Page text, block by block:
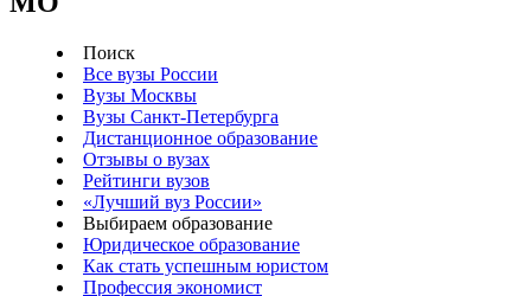
Поиск
Все вузы России
Вузы Москвы
Вузы Санкт-Петербурга
Дистанционное образование
Отзывы о вузах
Рейтинги вузов
«Лучший вуз России»
Выбираем образование
Юридическое образование
Как стать успешным юристом
Профессия экономист